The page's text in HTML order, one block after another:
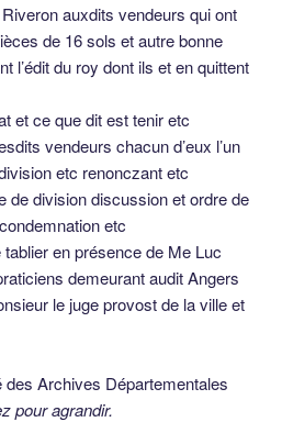
auxdits vendeurs qui ont
de 16 sols et autre bonne
l’édit du roy dont ils et en quittent
et ce que dit est tenir etc
vendeurs chacun d’eux l’un
etc renonczant etc
de division discussion et ordre de
etc
en présence de Me Luc
demeurant audit Angers
le juge provost de la ville et
Archives Départementales
pour agrandir.